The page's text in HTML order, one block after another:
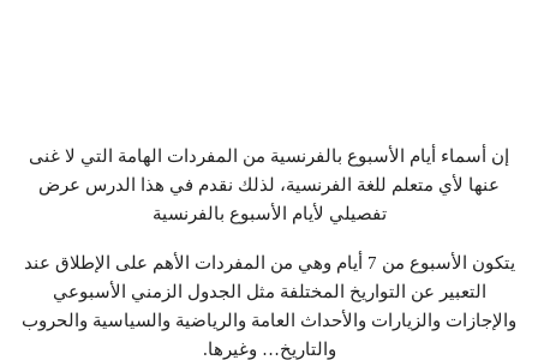
إن أسماء أيام الأسبوع بالفرنسية من المفردات الهامة التي لا غنى
عنها لأي متعلم للغة الفرنسية، لذلك نقدم في هذا الدرس عرض
تفصيلي لأيام الأسبوع بالفرنسية
يتكون الأسبوع من 7 أيام وهي من المفردات الأهم على الإطلاق عند
التعبير عن التواريخ المختلفة مثل الجدول الزمني الأسبوعي
والإجازات والزيارات والأحداث العامة والرياضية والسياسية والحروب
والتاريخ… وغيرها.